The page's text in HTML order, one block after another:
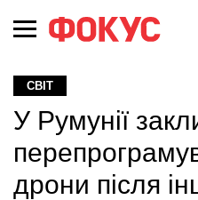
СВІТ
У Румунії
дрони після